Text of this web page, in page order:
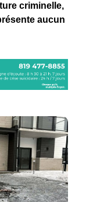
criminelle,
aucun